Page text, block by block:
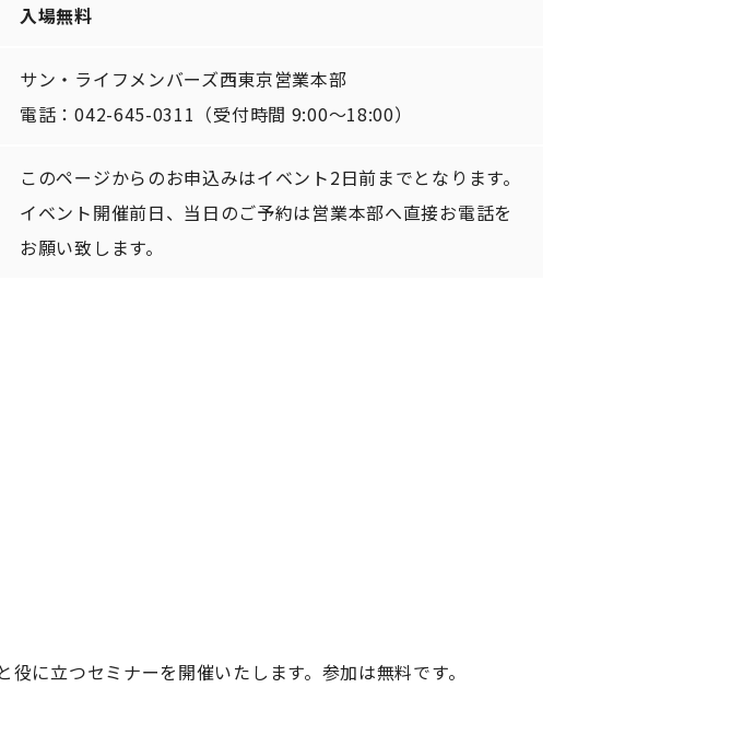
入場無料
サン・ライフメンバーズ西東京営業本部
電話：042-645-0311（受付時間 9:00〜18:00）
このページからのお申込みはイベント2日前までとなります。
イベント開催前日、当日のご予約は営業本部へ直接お電話を
お願い致します。
に立つセミナーを開催いたします。参加は無料です。